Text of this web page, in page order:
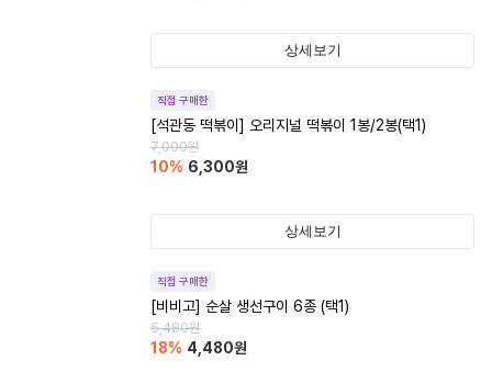
상세보기
직접 구매한
[석관동 떡볶이] 오리지널 떡볶이 1봉/2봉(택1)
7,000원
10% 6,300원
상세보기
직접 구매한
[비비고] 순살 생선구이 6종 (택1)
5,480원
18% 4,480원